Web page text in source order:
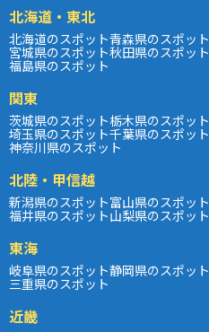
北海道・東北
北海道のスポット青森県のスポット
宮城県のスポット秋田県のスポット
福島県のスポット
関東
茨城県のスポット栃木県のスポット
埼玉県のスポット千葉県のスポット
神奈川県のスポット
北陸・甲信越
新潟県のスポット富山県のスポット
福井県のスポット山梨県のスポット
東海
岐阜県のスポット静岡県のスポット
三重県のスポット
近畿